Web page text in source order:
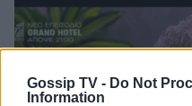
Gossip TV - Do Not
Information